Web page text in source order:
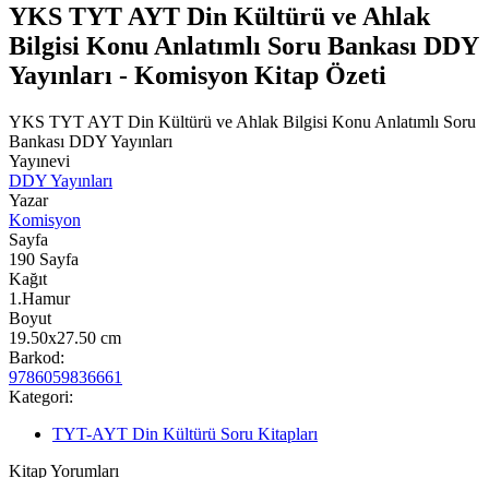
YKS TYT AYT Din Kültürü ve Ahlak
Bilgisi Konu Anlatımlı Soru Bankası DDY
Yayınları - Komisyon Kitap Özeti
YKS TYT AYT Din Kültürü ve Ahlak Bilgisi Konu Anlatımlı Soru
Bankası DDY Yayınları
Yayınevi
DDY Yayınları
Yazar
Komisyon
Sayfa
190 Sayfa
Kağıt
1.Hamur
Boyut
19.50x27.50 cm
Barkod:
9786059836661
Kategori:
TYT-AYT Din Kültürü Soru Kitapları
Kitap Yorumları